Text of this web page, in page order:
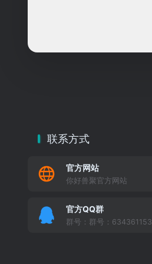
联系方式
官方网站
你好兽聚官方网站
官方QQ群
群号：群号：634361153